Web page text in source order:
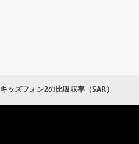
キッズフォン2の比吸収率（SAR）